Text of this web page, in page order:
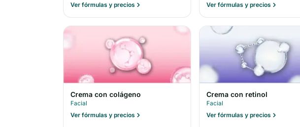
Ver fórmulas y precios
Ver fórmulas y precios
Crema con colágeno
Facial
Ver fórmulas y precios
Crema con retinol
Facial
Ver fórmulas y precios